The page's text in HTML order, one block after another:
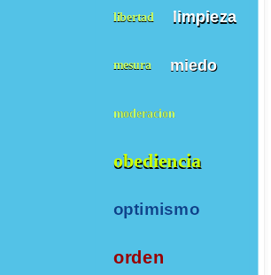
libertad limpieza
mesura miedo
moderacion
obediencia
optimismo
orden